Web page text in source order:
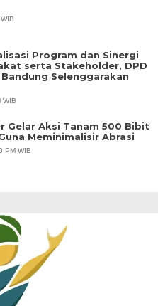
Program dan Sinergi
serta Stakeholder, DPD
Selenggarakan
WIB
Gelar Aksi Tanam 500 Bibit
Meminimalisir Abrasi
PM WIB